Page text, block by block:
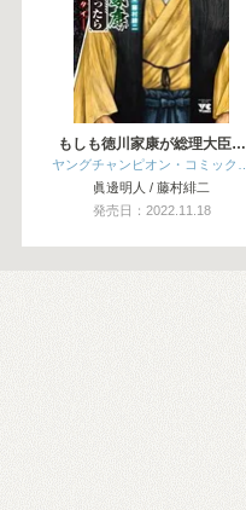
もしも徳川家康が総理大臣…
ヤングチャンピオン・コミック…
眞邊明人 / 藤村緋二
発売日：2022.11.18